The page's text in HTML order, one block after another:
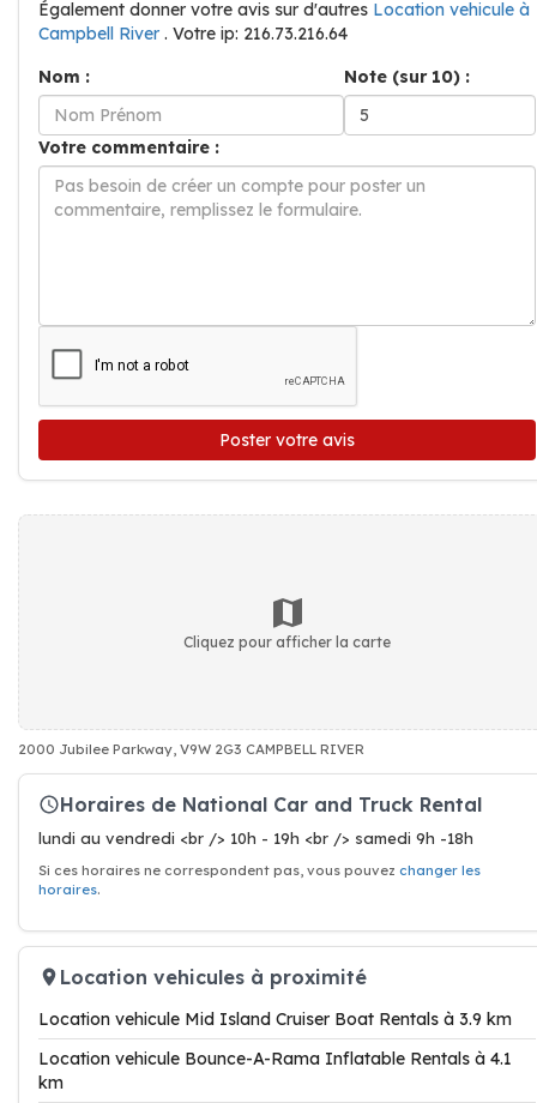
Également donner votre avis sur d'autres Location vehicule à
Campbell River . Votre ip: 216.73.216.64
Nom :
Note (sur 10) :
Votre commentaire :
Poster votre avis
Cliquez pour afficher la carte
2000 Jubilee Parkway, V9W 2G3 CAMPBELL RIVER
Horaires de National Car and Truck Rental
lundi au vendredi <br /> 10h - 19h <br /> samedi 9h -18h
Si ces horaires ne correspondent pas, vous pouvez changer les
horaires.
Location vehicules à proximité
Location vehicule Mid Island Cruiser Boat Rentals à 3.9 km
Location vehicule Bounce-A-Rama Inflatable Rentals à 4.1
km